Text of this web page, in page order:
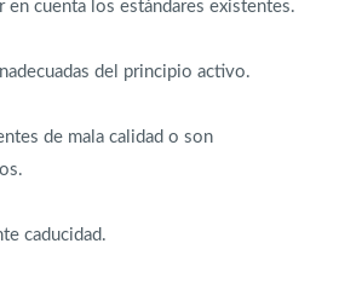
en cuenta los estándares existentes.
del principio activo.
de mala calidad o son
caducidad.